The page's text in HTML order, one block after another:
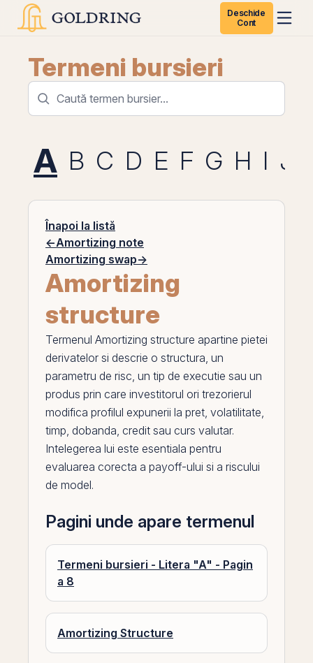
Deschide
Cont
Termeni bursieri
A B C D E F G H I J
Înapoi la listă
←Amortizing note
Amortizing swap→
Amortizing
structure
Termenul Amortizing structure apartine pietei
derivatelor si descrie o structura, un
parametru de risc, un tip de executie sau un
produs prin care investitorul ori trezorierul
modifica profilul expunerii la pret, volatilitate,
timp, dobanda, credit sau curs valutar.
Intelegerea lui este esentiala pentru
evaluarea corecta a payoff-ului si a riscului
de model.
Pagini unde apare termenul
Termeni bursieri - Litera "A" - Pagin
a 8
Amortizing Structure